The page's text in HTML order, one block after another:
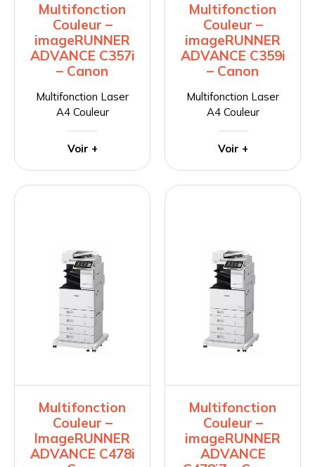
Multifonction
Couleur –
imageRUNNER
ADVANCE C357i
– Canon
Multifonction Laser
A4 Couleur
Voir +
Multifonction
Couleur –
imageRUNNER
ADVANCE C359i
– Canon
Multifonction Laser
A4 Couleur
Voir +
Multifonction
Couleur –
ImageRUNNER
ADVANCE C478i
Multifonction
Couleur –
imageRUNNER
ADVANCE